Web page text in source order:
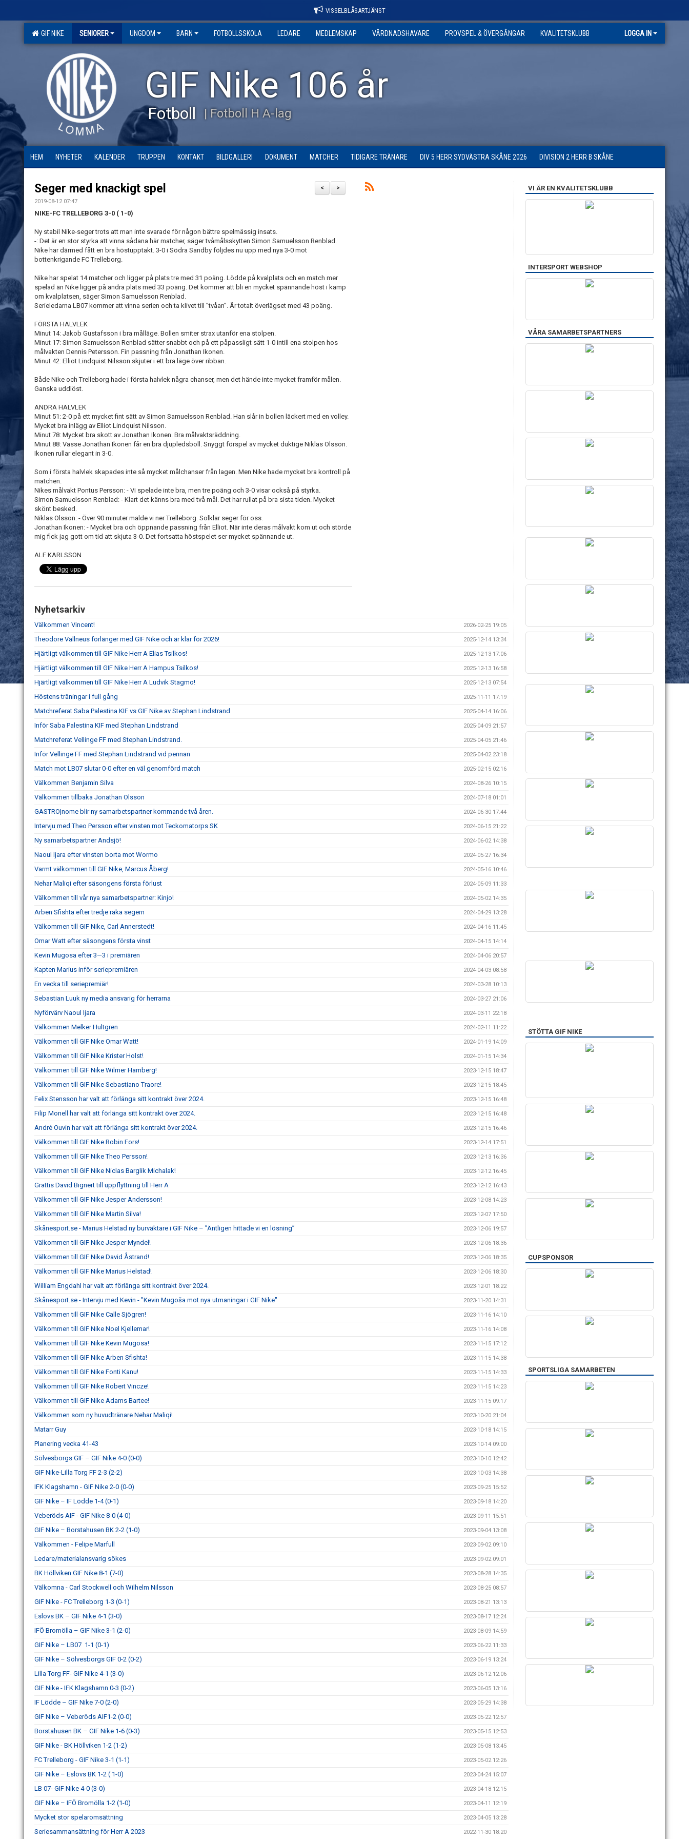
VISSELBLÅSARTJÄNST
GIF NIKE SENIORER UNGDOM BARN FOTBOLLSSKOLA LEDARE MEDLEMSKAP VÅRDNADSHAVARE PROVSPEL & ÖVERGÅNGAR KVALITETSKLUBB LOGGA IN
GIF Nike 106 år
Fotboll | Fotboll H A-lag
HEM NYHETER KALENDER TRUPPEN KONTAKT BILDGALLERI DOKUMENT MATCHER TIDIGARE TRÄNARE DIV 5 HERR SYDVÄSTRA SKÅNE 2026 DIVISION 2 HERR B SKÅNE
>
<
Seger med knackigt spel
2019-08-12 07:47
NIKE-FC TRELLEBORG 3-0 ( 1-0)
Ny stabil Nike-seger trots att man inte svarade för någon bättre spelmässig insats.
-: Det är en stor styrka att vinna sådana här matcher, säger tvåmålsskytten Simon Samuelsson Renblad.
Nike har därmed fått en bra höstupptakt. 3-0 i Södra Sandby följdes nu upp med nya 3-0 mot
bottenkrigande FC Trelleborg.
Nike har spelat 14 matcher och ligger på plats tre med 31 poäng. Lödde på kvalplats och en match mer
spelad än Nike ligger på andra plats med 33 poäng. Det kommer att bli en mycket spännande höst i kamp
om kvalplatsen, säger Simon Samuelsson Renblad.
Serieledarna LB07 kommer att vinna serien och ta klivet till ”tvåan”. Är totalt överlägset med 43 poäng.
FÖRSTA HALVLEK
Minut 14: Jakob Gustafsson i bra målläge. Bollen smiter strax utanför ena stolpen.
Minut 17: Simon Samuelsson Renblad sätter snabbt och på ett påpassligt sätt 1-0 intill ena stolpen hos
målvakten Dennis Petersson. Fin passning från Jonathan Ikonen.
Minut 42: Elliot Lindquist Nilsson skjuter i ett bra läge över ribban.
Både Nike och Trelleborg hade i första halvlek några chanser, men det hände inte mycket framför målen.
Ganska uddlöst.
ANDRA HALVLEK
Minut 51: 2-0 på ett mycket fint sätt av Simon Samuelsson Renblad. Han slår in bollen läckert med en volley.
Mycket bra inlägg av Elliot Lindquist Nilsson.
Minut 78: Mycket bra skott av Jonathan Ikonen. Bra målvaktsräddning.
Minut 88: Vasse Jonathan Ikonen får en bra djupledsboll. Snyggt förspel av mycket duktige Niklas Olsson.
Ikonen rullar elegant in 3-0.
Som i första halvlek skapades inte så mycket målchanser från lagen. Men Nike hade mycket bra kontroll på
matchen.
Nikes målvakt Pontus Persson: - Vi spelade inte bra, men tre poäng och 3-0 visar också på styrka.
Simon Samuelsson Renblad: - Klart det känns bra med två mål. Det har rullat på bra sista tiden. Mycket
skönt besked.
Niklas Olsson: - Över 90 minuter malde vi ner Trelleborg. Solklar seger för oss.
Jonathan Ikonen: - Mycket bra och öppnande passning från Elliot. När inte deras målvakt kom ut och störde
mig fick jag gott om tid att skjuta 3-0. Det fortsatta höstspelet ser mycket spännande ut.
ALF KARLSSON
Nyhetsarkiv
Välkommen Vincent! 2026-02-25 19:05
Theodore Vallneus förlänger med GIF Nike och är klar för 2026! 2025-12-14 13:34
Hjärtligt välkommen till GIF Nike Herr A Elias Tsilkos! 2025-12-13 17:06
Hjärtligt välkommen till GIF Nike Herr A Hampus Tsilkos! 2025-12-13 16:58
Hjärtligt välkommen till GIF Nike Herr A Ludvik Stagmo! 2025-12-13 07:54
Höstens träningar i full gång 2025-11-11 17:19
Matchreferat Saba Palestina KIF vs GIF Nike av Stephan Lindstrand 2025-04-14 16:06
Inför Saba Palestina KIF med Stephan Lindstrand 2025-04-09 21:57
Matchreferat Vellinge FF med Stephan Lindstrand. 2025-04-05 21:46
Inför Vellinge FF med Stephan Lindstrand vid pennan 2025-04-02 23:18
Match mot LB07 slutar 0-0 efter en väl genomförd match 2025-02-15 02:16
Välkommen Benjamin Silva 2024-08-26 10:15
Välkommen tillbaka Jonathan Olsson 2024-07-18 01:01
GASTRO|nome blir ny samarbetspartner kommande två åren. 2024-06-30 17:44
Intervju med Theo Persson efter vinsten mot Teckomatorps SK 2024-06-15 21:22
Ny samarbetspartner Andsjö! 2024-06-02 14:38
Naoul Ijara efter vinsten borta mot Wormo 2024-05-27 16:34
Varmt välkommen till GIF Nike, Marcus Åberg! 2024-05-16 10:46
Nehar Maliqi efter säsongens första förlust 2024-05-09 11:33
Välkommen till vår nya samarbetspartner: Kinjo! 2024-05-02 14:35
Arben Sfishta efter tredje raka segern 2024-04-29 13:28
Välkommen till GIF Nike, Carl Annerstedt! 2024-04-16 11:45
Omar Watt efter säsongens första vinst 2024-04-15 14:14
Kevin Mugosa efter 3—3 i premiären 2024-04-06 20:57
Kapten Marius inför seriepremiären 2024-04-03 08:58
En vecka till seriepremiär! 2024-03-28 10:13
Sebastian Luuk ny media ansvarig för herrarna 2024-03-27 21:06
Nyförvärv Naoul Ijara 2024-03-11 22:18
Välkommen Melker Hultgren 2024-02-11 11:22
Välkommen till GIF Nike Omar Watt! 2024-01-19 14:09
Välkommen till GIF Nike Krister Holst! 2024-01-15 14:34
Välkommen till GIF Nike Wilmer Hamberg! 2023-12-15 18:47
Välkommen till GIF Nike Sebastiano Traore! 2023-12-15 18:45
Felix Stensson har valt att förlänga sitt kontrakt över 2024. 2023-12-15 16:48
Filip Monell har valt att förlänga sitt kontrakt över 2024. 2023-12-15 16:48
André Ouvin har valt att förlänga sitt kontrakt över 2024. 2023-12-15 16:46
Välkommen till GIF Nike Robin Fors! 2023-12-14 17:51
Välkommen till GIF Nike Theo Persson! 2023-12-13 16:36
Välkommen till GIF Nike Niclas Barglik Michalak! 2023-12-12 16:45
Grattis David Bignert till uppflyttning till Herr A 2023-12-12 16:43
Välkommen till GIF Nike Jesper Andersson! 2023-12-08 14:23
Välkommen till GIF Nike Martin Silva! 2023-12-07 17:50
Skånesport.se - Marius Helstad ny burväktare i GIF Nike – ”Äntligen hittade vi en lösning” 2023-12-06 19:57
Välkommen till GIF Nike Jesper Myndel! 2023-12-06 18:36
Välkommen till GIF Nike David Åstrand! 2023-12-06 18:35
Välkommen till GIF Nike Marius Helstad! 2023-12-06 18:30
William Engdahl har valt att förlänga sitt kontrakt över 2024. 2023-12-01 18:22
Skånesport.se - Intervju med Kevin - "Kevin Mugoša mot nya utmaningar i GIF Nike" 2023-11-20 14:31
Välkommen till GIF Nike Calle Sjögren! 2023-11-16 14:10
Välkommen till GIF Nike Noel Kjellemar! 2023-11-16 14:08
Välkommen till GIF Nike Kevin Mugosa! 2023-11-15 17:12
Välkommen till GIF Nike Arben Sfishta! 2023-11-15 14:38
Välkommen till GIF Nike Fonti Kanu! 2023-11-15 14:33
Välkommen till GIF Nike Robert Vincze! 2023-11-15 14:23
Välkommen till GIF Nike Adams Bartee! 2023-11-15 09:17
Välkommen som ny huvudtränare Nehar Maliqi! 2023-10-20 21:04
Matarr Guy 2023-10-18 14:15
Planering vecka 41-43 2023-10-14 09:00
Sölvesborgs GIF – GIF Nike 4-0 (0-0) 2023-10-10 12:42
GIF Nike-Lilla Torg FF 2-3 (2-2) 2023-10-03 14:38
IFK Klagshamn - GIF Nike 2-0 (0-0) 2023-09-25 15:52
GIF Nike – IF Lödde 1-4 (0-1) 2023-09-18 14:20
Veberöds AIF - GIF Nike 8-0 (4-0) 2023-09-11 15:51
GIF Nike – Borstahusen BK 2-2 (1-0) 2023-09-04 13:08
Välkommen - Felipe Marfull 2023-09-02 09:10
Ledare/materialansvarig sökes 2023-09-02 09:01
BK Höllviken GIF Nike 8-1 (7-0) 2023-08-28 14:35
Välkomna - Carl Stockwell och Wilhelm Nilsson 2023-08-25 08:57
GIF Nike - FC Trelleborg 1-3 (0-1) 2023-08-21 13:13
Eslövs BK – GIF Nike 4-1 (3-0) 2023-08-17 12:24
IFÖ Bromölla – GIF Nike 3-1 (2-0) 2023-08-09 14:59
GIF Nike – LB07 1-1 (0-1) 2023-06-22 11:33
GIF Nike – Sölvesborgs GIF 0-2 (0-2) 2023-06-19 13:24
Lilla Torg FF- GIF Nike 4-1 (3-0) 2023-06-12 12:06
GIF Nike - IFK Klagshamn 0-3 (0-2) 2023-06-05 13:16
IF Lödde – GIF Nike 7-0 (2-0) 2023-05-29 14:38
GIF Nike – Veberöds AIF1-2 (0-0) 2023-05-22 12:57
Borstahusen BK – GIF Nike 1-6 (0-3) 2023-05-15 12:53
GIF Nike - BK Höllviken 1-2 (1-2) 2023-05-08 13:45
FC Trelleborg - GIF Nike 3-1 (1-1) 2023-05-02 12:26
GIF Nike – Eslövs BK 1-2 ( 1-0) 2023-04-24 15:07
LB 07- GIF Nike 4-0 (3-0) 2023-04-18 12:15
GIF Nike – IFÖ Bromölla 1-2 (1-0) 2023-04-11 12:19
Mycket stor spelaromsättning 2023-04-05 13:28
Seriesammansättning för Herr A 2023 2022-11-30 18:20
VI ÄR EN KVALITETSKLUBB
INTERSPORT WEBSHOP
VÅRA SAMARBETSPARTNERS
STÖTTA GIF NIKE
CUPSPONSOR
SPORTSLIGA SAMARBETEN